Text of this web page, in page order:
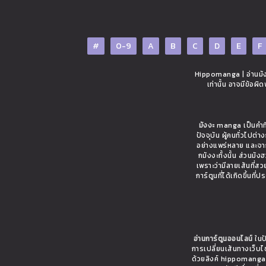
# 0-9 A B C D E F
Hippomanga | อ่านมั
เท่านั้น อาจมีข้อผิ
มังงะmanga เป็นคำ
ปัจจุบัน ผู้คนทั่วไปต่าง
อย่างแพร่หลาย และจ
กมังงะทั้งนั้น ส่วนมังฮ
เพราะว่ามีลายเส้นที่
การ์ตูนที่ได้เกิดขึ้นที่ป
อ่านการ์ตูนออนไลน์ ใน
การเปลี่ยนเส้นทางเว็
ด้วยลิงค์